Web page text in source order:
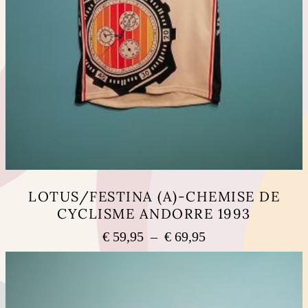
LOTUS/FESTINA (A)-CHEMISE DE
CYCLISME ANDORRE 1993
€ 59,95 – € 69,95Plage
de